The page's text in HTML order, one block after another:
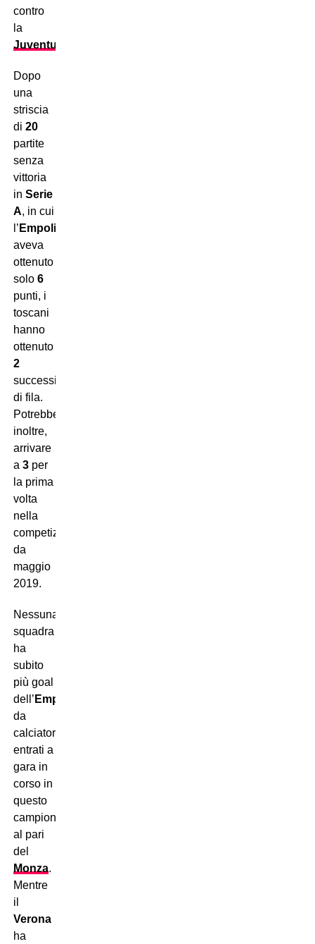
contro
la
Juventus
Dopo
una
striscia
di 20
partite
senza
vittoria
in Serie
A, in cui
l’ Empoli
aveva
ottenuto
solo 6
punti, i
toscani
hanno
ottenuto
2
successi
di fila.
Potrebbero,
inoltre,
arrivare
a 3 per
la prima
volta
nella
competizione
da
maggio
2019.
Nessuna
squadra
ha
subito
più goal
dell’ Empoli
da
calciatori
entrati a
gara in
corso in
questo
campionato:
al pari
del
Monza.
Mentre
il
Verona
ha